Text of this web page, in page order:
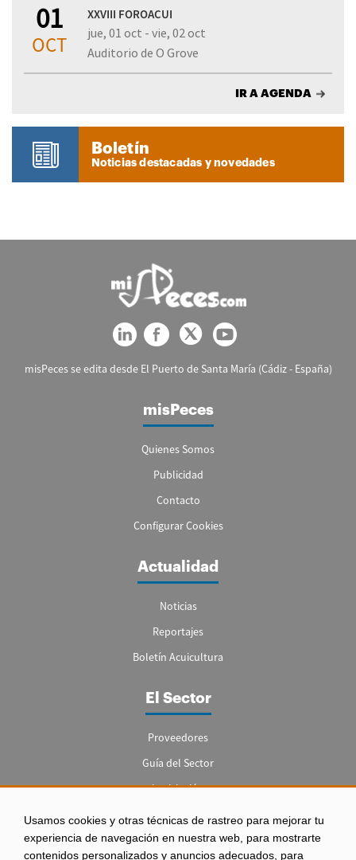
Usamos cookies y otras técnicas de rastreo para mejorar tu
experiencia de navegación en nuestra web, para mostrarte
contenidos personalizados y anuncios adecuados, para
01
OCT
XXVIII FOROACUI
jue, 01 oct - vie, 02 oct
Auditorio de O Grove
IR A AGENDA
Boletín
Noticias destacadas y novedades
misPeces se edita desde El Puerto de Santa María (Cádiz - España)
misPeces
Quienes Somos
Publicidad
Contacto
Configurar Cookies
Actualidad
Noticias
Reportajes
Boletín Acuicultura
El Sector
Proveedores
Guía del Sector
Legislación
Empleo